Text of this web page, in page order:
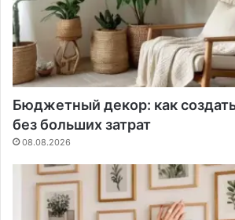
Бюджетный декор: как
без больших затрат
08.08.2026